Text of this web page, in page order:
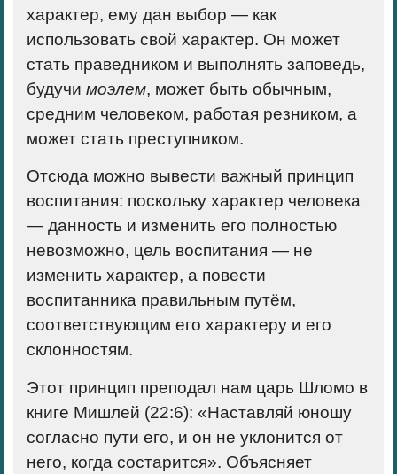
характер, ему дан выбор — как
использовать свой характер. Он может
стать праведником и выполнять заповедь,
будучи моэлем, может быть обычным,
средним человеком, работая резником, а
может стать преступником.
Отсюда можно вывести важный принцип
воспитания: поскольку характер человека
— данность и изменить его полностью
невозможно, цель воспитания — не
изменить характер, а повести
воспитанника правильным путём,
соответствующим его характеру и его
склонностям.
Этот принцип преподал нам царь Шломо в
книге Мишлей (22:6): «Наставляй юношу
согласно пути его, и он не уклонится от
него, когда состарится». Объясняет